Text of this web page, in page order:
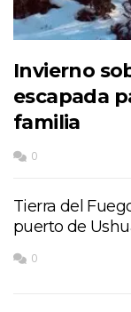
Invierno
escapada
familia
0
Tierra del
puerto de
0